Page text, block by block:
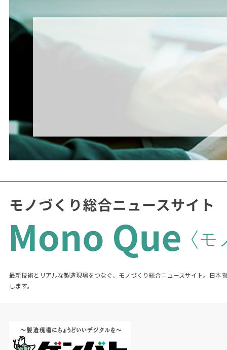
最新技術とリアルな製造現場をつなぐ、モノづくり総合ニュースサイト。日本
します。